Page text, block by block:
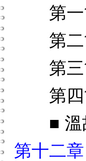
第一
第二
第三
第四
■ 溫故
第十二